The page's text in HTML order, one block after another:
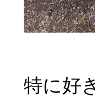
特に好